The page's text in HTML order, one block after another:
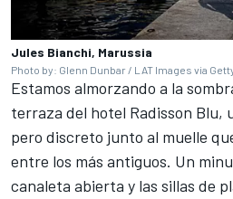
Jules Bianchi, Marussia
Photo by: Glenn Dunbar / LAT Images via
Estamos almorzando a la
terraza del hotel Radisson Blu,
pero discreto junto al muelle
entre los más antiguos. Un
canaleta abierta y las sillas de